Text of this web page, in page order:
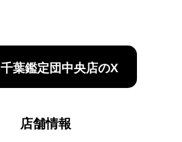
千葉鑑定団中央店のX
店舗情報